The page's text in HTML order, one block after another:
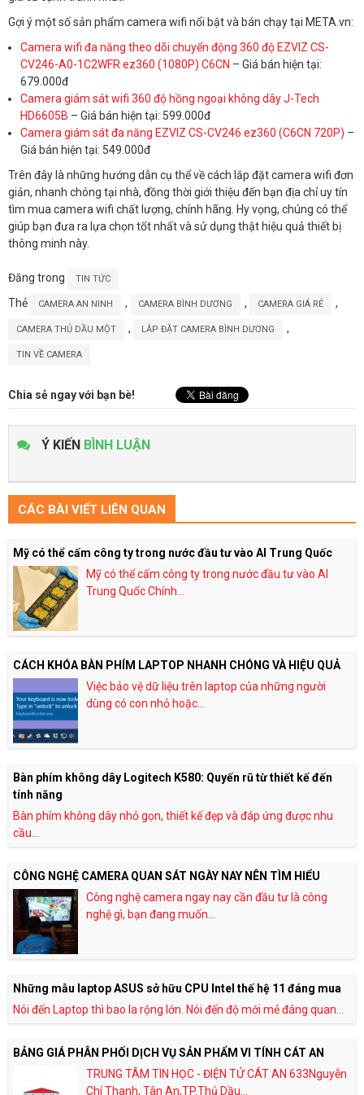
Gợi ý một số sản phẩm camera wifi nổi bật và bán chạy tại META.vn:
Camera wifi đa năng theo dõi chuyển động 360 độ EZVIZ CS-
CV246-A0-1C2WFR ez360 (1080P) C6CN – Giá bán hiện tại:
679.000đ
Camera giám sát wifi 360 độ hồng ngoại không dây J-Tech
HD6605B – Giá bán hiện tại: 599.000đ
Camera giám sát đa năng EZVIZ CS-CV246 ez360 (C6CN 720P) –
Giá bán hiện tại: 549.000đ
Trên đây là những hướng dẫn cụ thể về cách lắp đặt camera wifi đơn
giản, nhanh chóng tại nhà, đồng thời giới thiệu đến bạn địa chỉ uy tín
tìm mua camera wifi chất lượng, chính hãng. Hy vọng, chúng có thể
giúp bạn đưa ra lựa chọn tốt nhất và sử dụng thật hiệu quả thiết bị
thông minh này.
Đăng trong TIN TỨC
Thẻ CAMERA AN NINH , CAMERA BÌNH DƯƠNG , CAMERA GIÁ RẺ ,
CAMERA THỦ DẦU MỘT , LẮP ĐẶT CAMERA BÌNH DƯƠNG ,
TIN VỀ CAMERA
Chia sẻ ngay với bạn bè!
Ý KIẾN BÌNH LUẬN
CÁC BÀI VIẾT LIÊN QUAN
Mỹ có thể cấm công ty trong nước đầu tư vào AI Trung Quốc
Mỹ có thể cấm công ty trong nước đầu tư vào AI
Trung Quốc Chính...
CÁCH KHÓA BÀN PHÍM LAPTOP NHANH CHÓNG VÀ HIỆU QUẢ
Việc bảo vệ dữ liệu trên laptop của những người
dùng có con nhỏ hoặc...
Bàn phím không dây Logitech K580: Quyến rũ từ thiết kế đến
tính năng
Bàn phím không dây nhỏ gọn, thiết kế đẹp và đáp ứng được nhu
cầu...
CÔNG NGHỆ CAMERA QUAN SÁT NGÀY NAY NÊN TÌM HIỂU
Công nghệ camera ngay nay cần đầu tư là công
nghệ gì, bạn đang muốn...
Những mẫu laptop ASUS sở hữu CPU Intel thế hệ 11 đáng mua
Nói đến Laptop thì bao la rộng lớn. Nói đến độ mới mẻ đáng quan...
BẢNG GIÁ PHÂN PHỐI DỊCH VỤ SẢN PHẨM VI TÍNH CÁT AN
TRUNG TÂM TIN HỌC - ĐIỆN TỬ CÁT AN 633Nguyễn
Chí Thanh, Tân An,TP.Thủ Dầu...